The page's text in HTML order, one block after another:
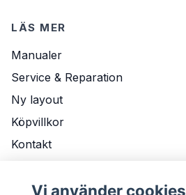
LÄS MER
Manualer
Service & Reparation
Ny layout
Köpvillkor
Kontakt
Leveransvillkor
Vi använder cookies